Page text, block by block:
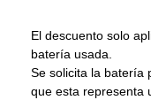
El descuento solo
batería usada.
Se solicita la batería
que esta representa